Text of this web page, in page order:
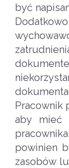
być
Pracownik
aby mieć
powinien
zasobów